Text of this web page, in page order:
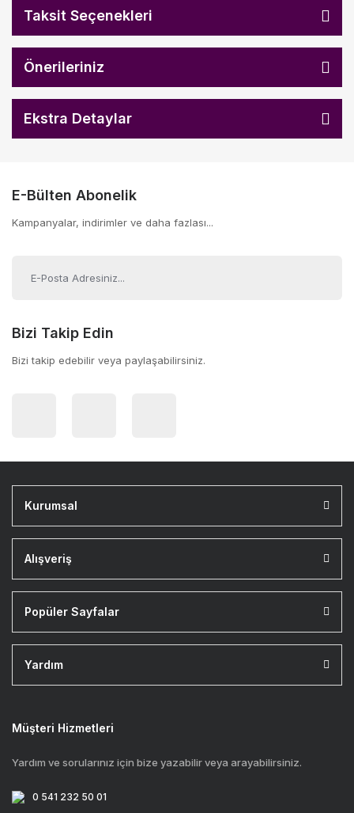
Taksit Seçenekleri
Önerileriniz
Ekstra Detaylar
E-Bülten Abonelik
Kampanyalar, indirimler ve daha fazlası...
Bizi Takip Edin
Bizi takip edebilir veya paylaşabilirsiniz.
Kurumsal
Alışveriş
Popüler Sayfalar
Yardım
Müşteri Hizmetleri
Yardım ve sorularınız için bize yazabilir veya arayabilirsiniz.
0 541 232 50 01